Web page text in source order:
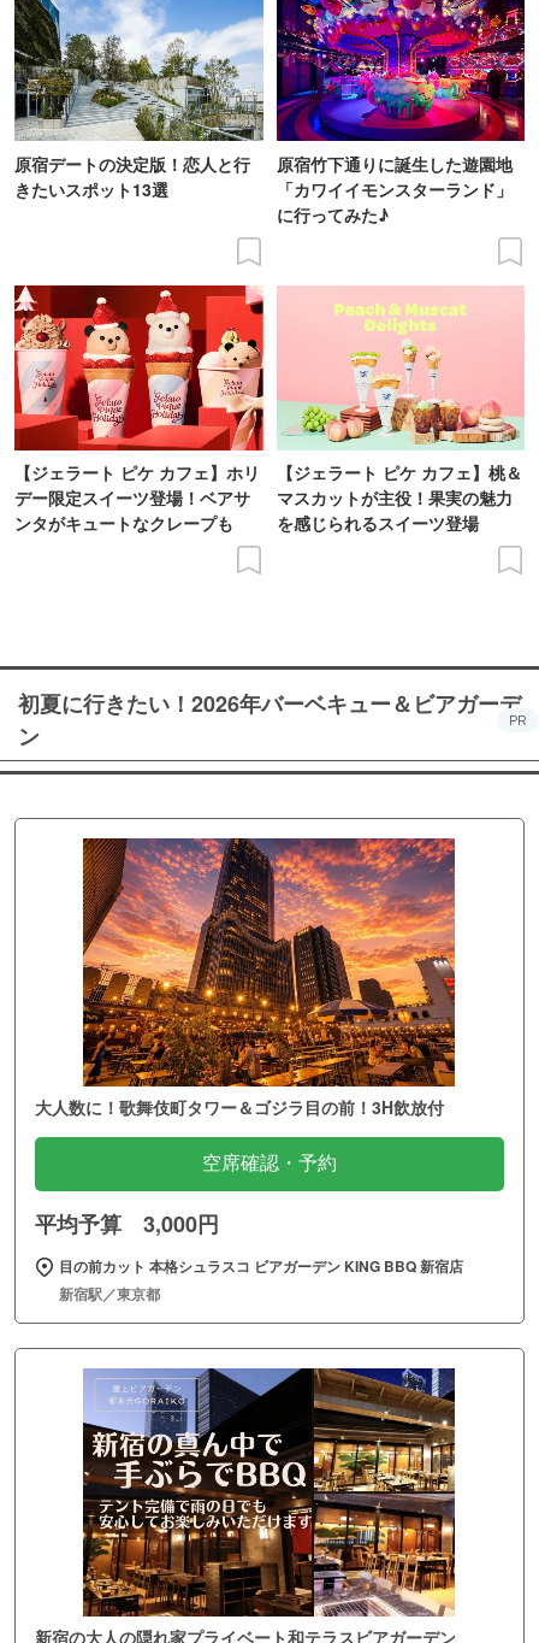
原宿デートの決定版！恋人と行
きたいスポット13選
原宿竹下通りに誕生した遊園地
「カワイイモンスターランド」
に行ってみた♪
【ジェラート ピケ カフェ】ホリ
デー限定スイーツ登場！ベアサ
ンタがキュートなクレープも
【ジェラート ピケ カフェ】桃＆
マスカットが主役！果実の魅力
を感じられるスイーツ登場
初夏に行きたい！2026年バーベキュー＆ビアガーデ
ン
PR
大人数に！歌舞伎町タワー＆ゴジラ目の前！3H飲放付
空席確認・予約
平均予算 3,000円
目の前カット 本格シュラスコ ビアガーデン KING BBQ 新宿店
新宿駅／東京都
新宿の大人の隠れ家プライベート和テラスビアガーデン